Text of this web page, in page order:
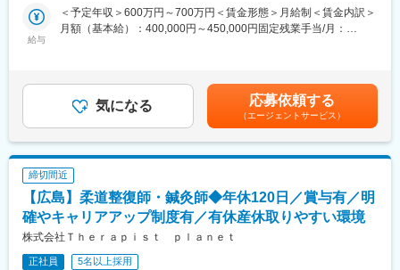
本件は内閣府主導の地方創生事業の一環である先導的人材マッチ
ング事業に基づく求人でございます。
役割を正確に見定めたうえで弊社に連携いただき作成された求人
です。
・・・・・・・・・・・・・・
変更の範囲：本文参照
・人事労務全般の実務、マネジメント
＜その他＞
・クレーム発生時の対応
・目まぐるしく変化する医療の情報収集、医師への共有
ォローという形でサポートいただく機会がございます。
※将来的には経理財務、経営戦略にも携わっていただくことを期待
しております。
■組織構成：
おりそれぞれ2名ずつ在籍しています。20代から60代と幅広い世
給与
＜予定年収＞600万円～700万円＜賃金形態＞月給制＜賃金内訳＞
月額（基本給）：400,000円～450,000円固定残業手当/月：
与：あり/年2回(前年度実績2.00か月分)■昇給額：1月あたり1,000
円～1,000円（前年度実績）賃金はあくまでも目安の金額であり、
選考を通じて上下する可能性があります。月給(月額)は固定手当を
含めた表記です。
気になる 応募依頼する
（エージェントサービス）
締切間近
【広島】柔道整復師・鍼灸師◆年休120日／賞与有／明
確やキャリアアップ制度有／有休産休取りやすい環境
株式会社Ｔｈｅｒａｐｉｓｔ ｐｌａｎｅｔ
正社員 5名以上採用